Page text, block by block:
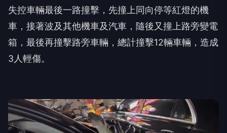
失控車輛最後一路撞擊，先撞上同向停等紅燈的機
車，接著波及其他機車及汽車，隨後又撞上路旁變電
箱，最後再撞擊路旁車輛，總計撞擊12輛車輛，造成
3人輕傷。